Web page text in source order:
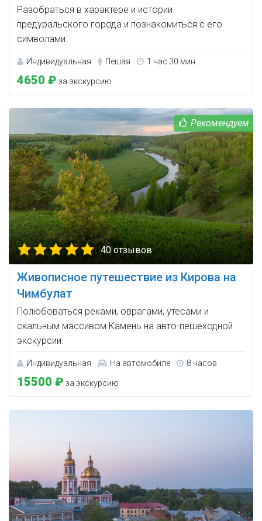
Разобраться в характере и истории
предуральского города и познакомиться с его
символами.
Индивидуальная Пешая 1 час 30 мин.
4650 ₽ за экскурсию
40 отзывов
Живописное путешествие из Кирова на
Чимбулат
Полюбоваться реками, оврагами, утесами и
скальным массивом Камень на авто-пешеходной
экскурсии.
Индивидуальная На автомобиле 8 часов
15500 ₽ за экскурсию